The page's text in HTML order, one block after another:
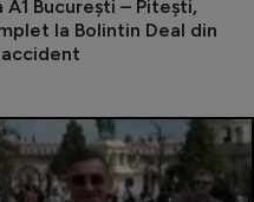
București – Pitești,
la Bolintin Deal din